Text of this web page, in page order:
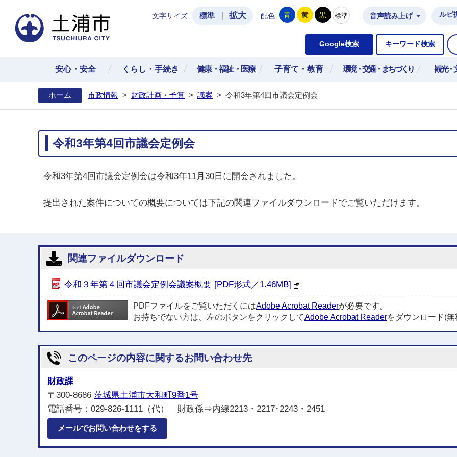
土浦市公式ホームページ
文字サイズ 標準 拡大 配色 青 黄 黒 標準 音声読み上げ ルビ
Google検索 キーワード検索
安心・安全 くらし・手続き 健康・福祉・医療 子育て・教育 環境・交通・まちづくり 観光・
ホーム 市政情報 > 財政計画・予算 > 議案 > 令和3年第4回市議会定例会
令和3年第4回市議会定例会
令和3年第4回市議会定例会は令和3年11月30日に開会されました。
提出された案件についての概要については下記の関連ファイルダウンロードでご覧いただけます。
関連ファイルダウンロード
令和３年第４回市議会定例会議案概要 [PDF形式／1.46MB]
PDFファイルをご覧いただくにはAdobe Acrobat Readerが必要です。
お持ちでない方は、左のボタンをクリックしてAdobe Acrobat Readerをダウンロード(無
このページの内容に関するお問い合わせ先
財政課
〒300-8686 茨城県土浦市大和町9番1号
電話番号：029-826-1111（代） 財政係⇒内線2213・2217･2243・2451
メールでお問い合わせをする